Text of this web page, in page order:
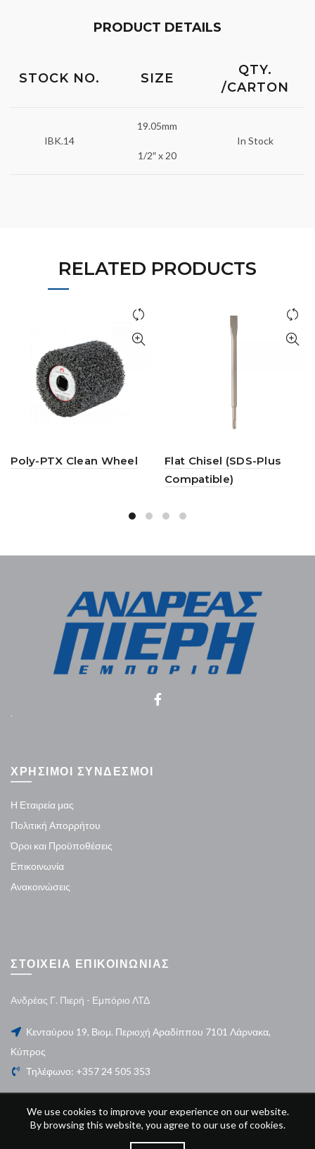
PRODUCT DETAILS
STOCK NO. SIZE
QTY.
/CARTON
IBK.14
19.05mm
1/2″ x 20
In Stock
RELATED PRODUCTS
Poly-PTX Clean Wheel
Flat Chisel (SDS-Plus
Compatible)
.
ΧΡΗΣΙΜΟΙ ΣΥΝΔΕΣΜΟΙ
Η Εταιρεία μας
Πολιτική Απορρήτου
Όροι και Προϋποθέσεις
Επικοινωνία
Ανακοινώσεις
ΣΤΟΙΧΕΙΑ ΕΠΙΚΟΙΝΩΝΙΑΣ
Ανδρέας Γ. Πιερή - Εμπόριο ΛΤΔ
Κενταύρου 19, Βιομ. Περιοχή Αραδίππου 7101 Λάρνακα,
Κύπρος
Τηλέφωνο: +357 24 505 353
We use cookies to improve your experience on our website.
By browsing this website, you agree to our use of cookies.